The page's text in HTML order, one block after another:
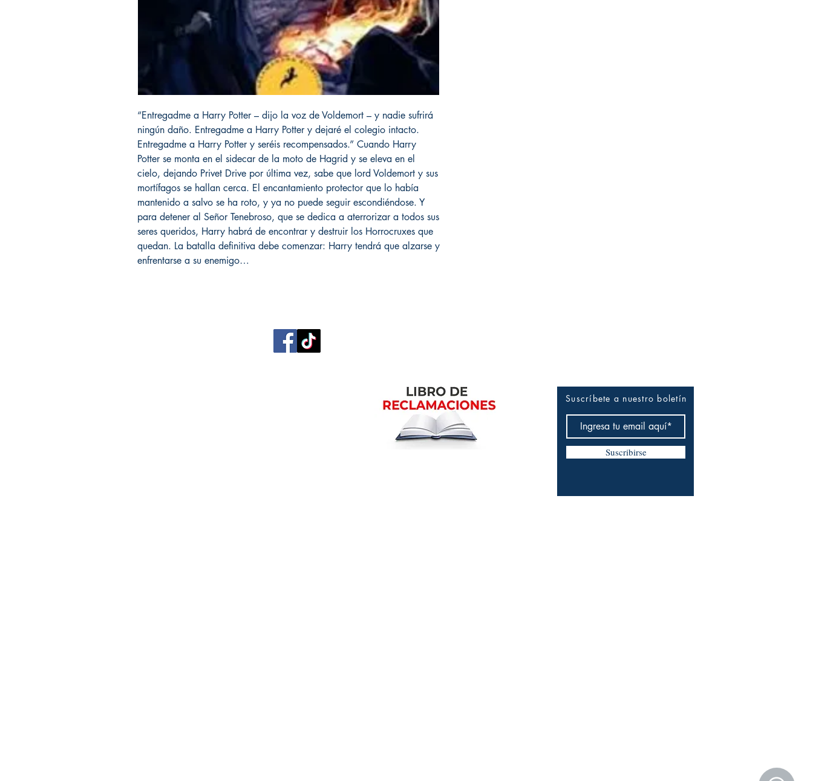
“Entregadme a Harry Potter – dijo la voz de Voldemort – y nadie sufrirá
ningún daño. Entregadme a Harry Potter y dejaré el colegio intacto.
Entregadme a Harry Potter y seréis recompensados.” Cuando Harry
Potter se monta en el sidecar de la moto de Hagrid y se eleva en el
cielo, dejando Privet Drive por última vez, sabe que lord Voldemort y sus
mortífagos se hallan cerca. El encantamiento protector que lo había
mantenido a salvo se ha roto, y ya no puede seguir escondiéndose. Y
para detener al Señor Tenebroso, que se dedica a aterrorizar a todos sus
seres queridos, Harry habrá de encontrar y destruir los Horrocruxes que
quedan. La batalla definitiva debe comenzar: Harry tendrá que alzarse y
enfrentarse a su enemigo…
Suscríbete a nuestro boletín
Suscribirse